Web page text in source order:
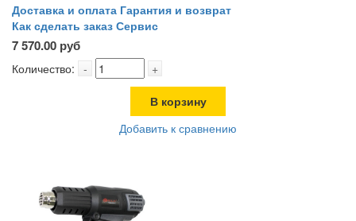
Доставка и оплата Гарантия и возврат
Как сделать заказ Сервис
7 570.00 руб
Количество: - +
В корзину
Добавить к сравнению